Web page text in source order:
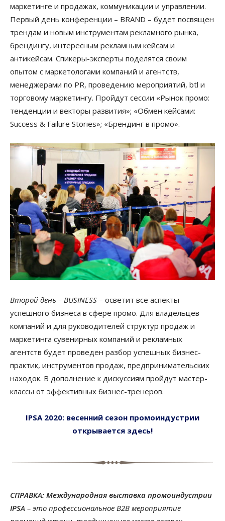
маркетинге и продажах, коммуникации и управлении.
Первый день конференции – BRAND – будет посвящен
трендам и новым инструментам рекламного рынка,
брендингу, интересным рекламным кейсам и
антикейсам. Спикеры-эксперты поделятся своим
опытом с маркетологами компаний и агентств,
менеджерами по PR, проведению мероприятий, btl и
торговому маркетингу. Пройдут сессии «Рынок промо:
тенденции и векторы развития»; «Обмен кейсами:
Success & Failure Stories»; «Брендинг в промо».
Второй день – BUSINESS – осветит все аспекты
успешного бизнеса в сфере промо. Для владельцев
компаний и для руководителей структур продаж и
маркетинга сувенирных компаний и рекламных
агентств будет проведен разбор успешных бизнес-
практик, инструментов продаж, предпринимательских
находок. В дополнение к дискуссиям пройдут мастер-
классы от эффективных бизнес-тренеров.
IPSA 2020: весенний сезон промоиндустрии
открывается здесь!
СПРАВКА: Международная выставка промоиндустрии
IPSA – это профессиональное В2В мероприятие